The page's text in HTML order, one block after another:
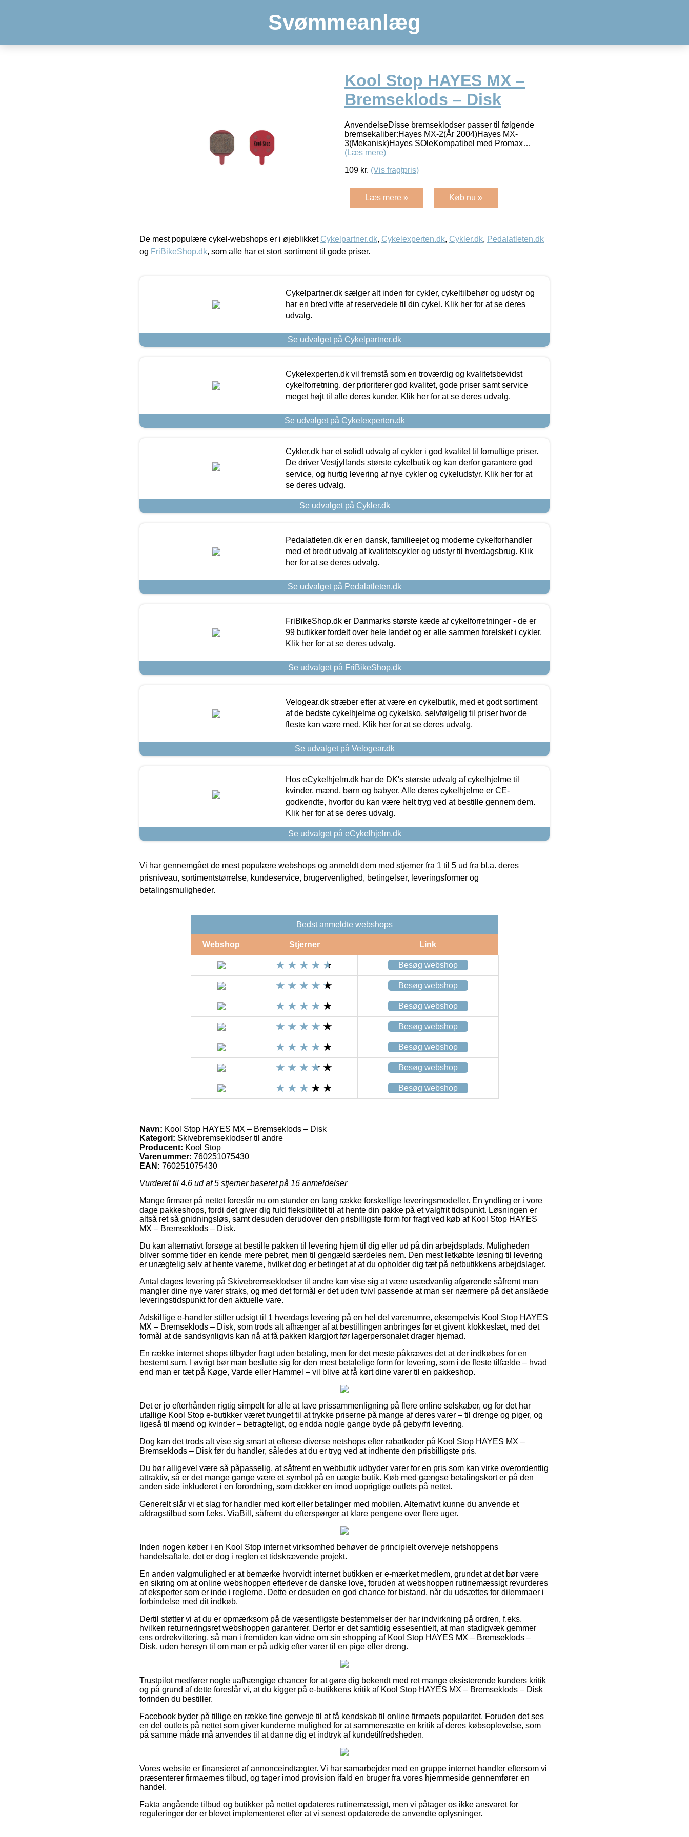
Svømmeanlæg
Kool Stop HAYES MX –
Bremseklods – Disk
AnvendelseDisse bremseklodser passer til følgende
bremsekaliber:Hayes MX-2(År 2004)Hayes MX-
3(Mekanisk)Hayes SOleKompatibel med Promax…
(Læs mere)
109 kr. (Vis fragtpris)
Læs mere » Køb nu »
De mest populære cykel-webshops er i øjeblikket Cykelpartner.dk, Cykelexperten.dk, Cykler.dk, Pedalatleten.dk
og FriBikeShop.dk, som alle har et stort sortiment til gode priser.
Cykelpartner.dk sælger alt inden for cykler, cykeltilbehør og udstyr og
har en bred vifte af reservedele til din cykel. Klik her for at se deres
udvalg.
Se udvalget på Cykelpartner.dk
Cykelexperten.dk vil fremstå som en troværdig og kvalitetsbevidst
cykelforretning, der prioriterer god kvalitet, gode priser samt service
meget højt til alle deres kunder. Klik her for at se deres udvalg.
Se udvalget på Cykelexperten.dk
Cykler.dk har et solidt udvalg af cykler i god kvalitet til fornuftige priser.
De driver Vestjyllands største cykelbutik og kan derfor garantere god
service, og hurtig levering af nye cykler og cykeludstyr. Klik her for at
se deres udvalg.
Se udvalget på Cykler.dk
Pedalatleten.dk er en dansk, familieejet og moderne cykelforhandler
med et bredt udvalg af kvalitetscykler og udstyr til hverdagsbrug. Klik
her for at se deres udvalg.
Se udvalget på Pedalatleten.dk
FriBikeShop.dk er Danmarks største kæde af cykelforretninger - de er
99 butikker fordelt over hele landet og er alle sammen forelsket i cykler.
Klik her for at se deres udvalg.
Se udvalget på FriBikeShop.dk
Velogear.dk stræber efter at være en cykelbutik, med et godt sortiment
af de bedste cykelhjelme og cykelsko, selvfølgelig til priser hvor de
fleste kan være med. Klik her for at se deres udvalg.
Se udvalget på Velogear.dk
Hos eCykelhjelm.dk har de DK's største udvalg af cykelhjelme til
kvinder, mænd, børn og babyer. Alle deres cykelhjelme er CE-
godkendte, hvorfor du kan være helt tryg ved at bestille gennem dem.
Klik her for at se deres udvalg.
Se udvalget på eCykelhjelm.dk
Vi har gennemgået de mest populære webshops og anmeldt dem med stjerner fra 1 til 5 ud fra bl.a. deres
prisniveau, sortimentstørrelse, kundeservice, brugervenlighed, betingelser, leveringsformer og
betalingsmuligheder.
Bedst anmeldte webshops
Webshop Stjerner Link
Besøg webshop
Besøg webshop
Besøg webshop
Besøg webshop
Besøg webshop
Besøg webshop
Besøg webshop
Navn: Kool Stop HAYES MX – Bremseklods – Disk
Kategori: Skivebremseklodser til andre
Producent: Kool Stop
Varenummer: 760251075430
EAN: 760251075430
Vurderet til 4.6 ud af 5 stjerner baseret på 16 anmeldelser
Mange firmaer på nettet foreslår nu om stunder en lang række forskellige leveringsmodeller. En yndling er i vore
dage pakkeshops, fordi det giver dig fuld fleksibilitet til at hente din pakke på et valgfrit tidspunkt. Løsningen er
altså ret så gnidningsløs, samt desuden derudover den prisbilligste form for fragt ved køb af Kool Stop HAYES
MX – Bremseklods – Disk.
Du kan alternativt forsøge at bestille pakken til levering hjem til dig eller ud på din arbejdsplads. Muligheden
bliver somme tider en kende mere pebret, men til gengæld særdeles nem. Den mest letkøbte løsning til levering
er unægtelig selv at hente varerne, hvilket dog er betinget af at du opholder dig tæt på netbutikkens arbejdslager.
Antal dages levering på Skivebremseklodser til andre kan vise sig at være usædvanlig afgørende såfremt man
mangler dine nye varer straks, og med det formål er det uden tvivl passende at man ser nærmere på det anslåede
leveringstidspunkt for den aktuelle vare.
Adskillige e-handler stiller udsigt til 1 hverdags levering på en hel del varenumre, eksempelvis Kool Stop HAYES
MX – Bremseklods – Disk, som trods alt afhænger af at bestillingen anbringes før et givent klokkeslæt, med det
formål at de sandsynligvis kan nå at få pakken klargjort før lagerpersonalet drager hjemad.
En række internet shops tilbyder fragt uden betaling, men for det meste påkræves det at der indkøbes for en
bestemt sum. I øvrigt bør man beslutte sig for den mest betalelige form for levering, som i de fleste tilfælde – hvad
end man er tæt på Køge, Varde eller Hammel – vil blive at få kørt dine varer til en pakkeshop.
Det er jo efterhånden rigtig simpelt for alle at lave prissammenligning på flere online selskaber, og for det har
utallige Kool Stop e-butikker været tvunget til at trykke priserne på mange af deres varer – til drenge og piger, og
ligeså til mænd og kvinder – betragteligt, og endda nogle gange byde på gebyrfri levering.
Dog kan det trods alt vise sig smart at efterse diverse netshops efter rabatkoder på Kool Stop HAYES MX –
Bremseklods – Disk før du handler, således at du er tryg ved at indhente den prisbilligste pris.
Du bør alligevel være så påpasselig, at såfremt en webbutik udbyder varer for en pris som kan virke overordentlig
attraktiv, så er det mange gange være et symbol på en uægte butik. Køb med gængse betalingskort er på den
anden side inkluderet i en forordning, som dækker en imod uoprigtige outlets på nettet.
Generelt slår vi et slag for handler med kort eller betalinger med mobilen. Alternativt kunne du anvende et
afdragstilbud som f.eks. ViaBill, såfremt du efterspørger at klare pengene over flere uger.
Inden nogen køber i en Kool Stop internet virksomhed behøver de principielt overveje netshoppens
handelsaftale, det er dog i reglen et tidskrævende projekt.
En anden valgmulighed er at bemærke hvorvidt internet butikken er e-mærket medlem, grundet at det bør være
en sikring om at online webshoppen efterlever de danske love, foruden at webshoppen rutinemæssigt revurderes
af eksperter som er inde i reglerne. Dette er desuden en god chance for bistand, når du udsættes for dilemmaer i
forbindelse med dit indkøb.
Dertil støtter vi at du er opmærksom på de væsentligste bestemmelser der har indvirkning på ordren, f.eks.
hvilken returneringsret webshoppen garanterer. Derfor er det samtidig essesentielt, at man stadigvæk gemmer
ens ordrekvittering, så man i fremtiden kan vidne om sin shopping af Kool Stop HAYES MX – Bremseklods –
Disk, uden hensyn til om man er på udkig efter varer til en pige eller dreng.
Trustpilot medfører nogle uafhængige chancer for at gøre dig bekendt med ret mange eksisterende kunders kritik
og på grund af dette foreslår vi, at du kigger på e-butikkens kritik af Kool Stop HAYES MX – Bremseklods – Disk
forinden du bestiller.
Facebook byder på tillige en række fine genveje til at få kendskab til online firmaets popularitet. Foruden det ses
en del outlets på nettet som giver kunderne mulighed for at sammensætte en kritik af deres købsoplevelse, som
på samme måde må anvendes til at danne dig et indtryk af kundetilfredsheden.
Vores website er finansieret af annonceindtægter. Vi har samarbejder med en gruppe internet handler eftersom vi
præsenterer firmaernes tilbud, og tager imod provision ifald en bruger fra vores hjemmeside gennemfører en
handel.
Fakta angående tilbud og butikker på nettet opdateres rutinemæssigt, men vi påtager os ikke ansvaret for
reguleringer der er blevet implementeret efter at vi senest opdaterede de anvendte oplysninger.